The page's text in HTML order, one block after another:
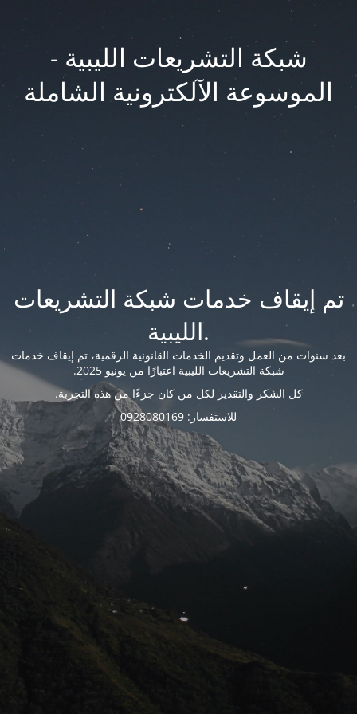
شبكة التشريعات الليبية -
الموسوعة الآلكترونية الشاملة
تم إيقاف خدمات شبكة التشريعات
الليبية.
بعد سنوات من العمل وتقديم الخدمات القانونية الرقمية، تم إيقاف خدمات
شبكة التشريعات الليبية اعتبارًا من يونيو 2025.
كل الشكر والتقدير لكل من كان جزءًا من هذه التجربة.
للاستفسار: 0928080169